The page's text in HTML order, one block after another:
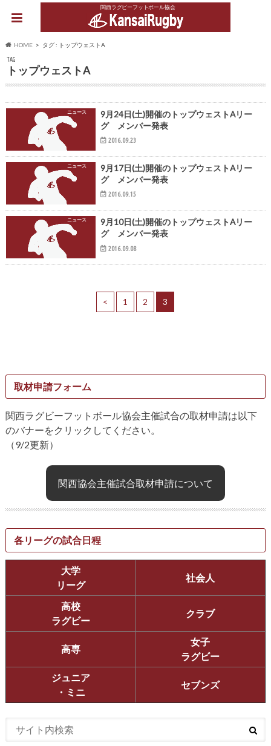
関西ラグビーフットボール協会
HOME タグ : トップウェストA
TAG
トップウェストA
ニュース
9月24日(土)開催のトップウェストAリー
グ メンバー発表
2016.09.23
ニュース
9月17日(土)開催のトップウェストAリー
グ メンバー発表
2016.09.15
ニュース
9月10日(土)開催のトップウェストAリー
グ メンバー発表
2016.09.08
< 1 2 3
取材申請フォーム
関西ラグビーフットボール協会主催試合の取材申請は以下
のバナーをクリックしてください。
（9/2更新）
関西協会主催試合取材申請について
各リーグの試合日程
大学
リーグ
社会人
高校
ラグビー
クラブ
高専
女子
ラグビー
ジュニア
・ミニ
セブンズ